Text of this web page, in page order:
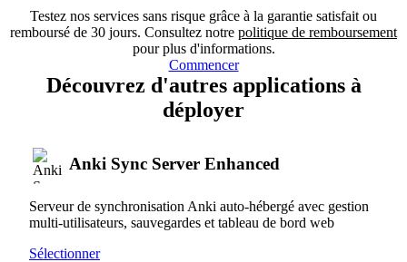
Testez nos services sans risque grâce à la garantie satisfait ou
remboursé de 30 jours. Consultez notre politique de remboursement
pour plus d'informations.
Commencer
Découvrez d'autres applications à
déployer
Anki Sync Server Enhanced
Serveur de synchronisation Anki auto-hébergé avec gestion
multi-utilisateurs, sauvegardes et tableau de bord web
Sélectionner